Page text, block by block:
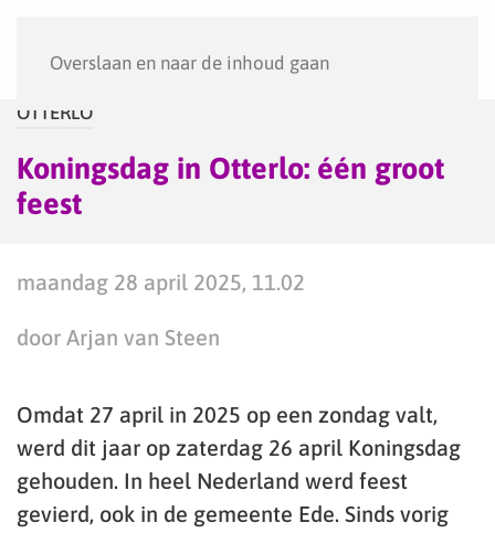
Overslaan en naar de inhoud gaan
OTTERLO
Koningsdag in Otterlo: één groot
feest
maandag 28 april 2025, 11.02
door Arjan van Steen
Omdat 27 april in 2025 op een zondag valt,
werd dit jaar op zaterdag 26 april Koningsdag
gehouden. In heel Nederland werd feest
gevierd, ook in de gemeente Ede. Sinds vorig